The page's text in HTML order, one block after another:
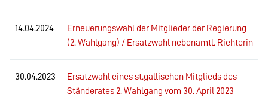
14.04.2024
Erneuerungswahl der Mitglieder der Regierung
(2. Wahlgang) / Ersatzwahl nebenamtl. Richterin
30.04.2023
Ersatzwahl eines st.gallischen Mitglieds des
Ständerates 2. Wahlgang vom 30. April 2023